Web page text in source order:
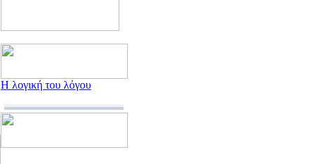
Η λογική του λόγου